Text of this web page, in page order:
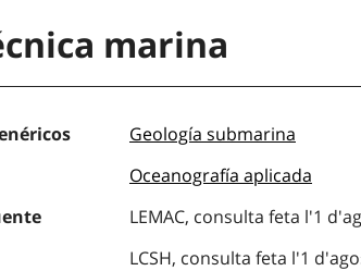
marina
Geología submarina
Oceanografía aplicada
LEMAC, consulta feta l'1
LCSH, consulta feta l'1